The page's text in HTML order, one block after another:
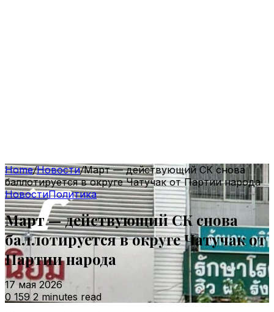
Home/Новости/Март — действующий СК снова
баллотируется в округе Чатучак от Партии народа
НовостиПолитика
Март — действующий СК снова
баллотируется в округе Чатучак от
Партии народа
17 мая 2026
0 159 2 minutes read